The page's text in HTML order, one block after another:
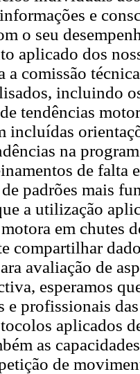
e
o seu
aplicado dos
a comissão
incluindo
tendências
incluídas
na
de falta
de padrões mais
a utilização
em chutes
compartilhar
avaliação de
esperamos
e profissionais
aplicados
as
de